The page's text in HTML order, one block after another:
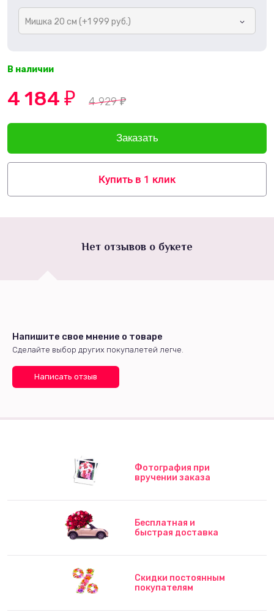
Мишка 20 см (+1 999 руб.)
В наличии
4 184 ₽ 4 929₽
Купить в 1 клик
Нет отзывов о букете
Напишите свое мнение о товаре
Сделайте выбор других покупалетей легче.
Написать отзыв
Фотография при
вручении заказа
Бесплатная и
быстрая доставка
Скидки постоянным
покупателям